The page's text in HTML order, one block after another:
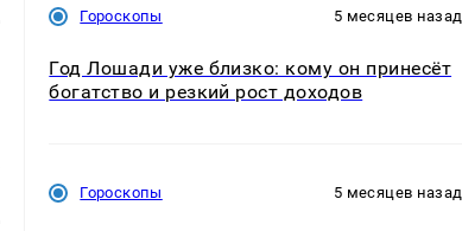
Гороскопы 5 месяцев назад
Год Лошади уже близко: кому он принесёт
богатство и резкий рост доходов
Гороскопы 5 месяцев назад